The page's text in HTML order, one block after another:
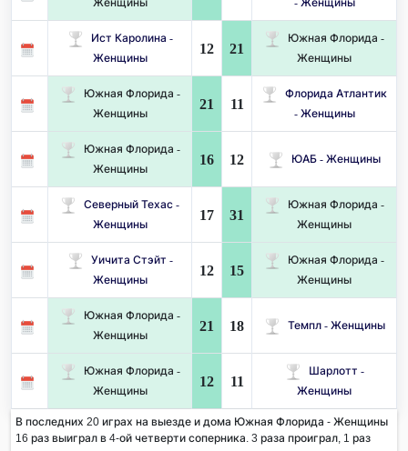
Ист Каролина -
Женщины
12 21
Южная Флорида -
Женщины
Южная Флорида -
Женщины
21 11
Флорида Атлантик
- Женщины
Южная Флорида -
Женщины
16 12 ЮАБ - Женщины
Северный Техас -
Женщины
17 31
Южная Флорида -
Женщины
Уичита Стэйт -
Женщины
12 15
Южная Флорида -
Женщины
Южная Флорида -
Женщины
21 18 Темпл - Женщины
Южная Флорида -
Женщины
12 11
Шарлотт -
Женщины
В последних 20 играх на выезде и дома Южная Флорида - Женщины
16 раз выиграл в 4-ой четверти соперника. 3 раза проиграл, 1 раз